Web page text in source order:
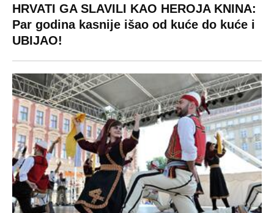
HRVATI GA SLAVILI KAO HEROJA KNINA:
Par godina kasnije išao od kuće do kuće i
UBIJAO!